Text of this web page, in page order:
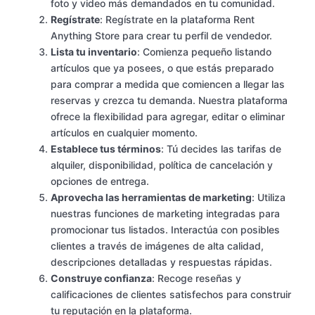
foto y video más demandados en tu comunidad.
Regístrate: Regístrate en la plataforma Rent
Anything Store para crear tu perfil de vendedor.
Lista tu inventario: Comienza pequeño listando
artículos que ya posees, o que estás preparado
para comprar a medida que comiencen a llegar las
reservas y crezca tu demanda. Nuestra plataforma
ofrece la flexibilidad para agregar, editar o eliminar
artículos en cualquier momento.
Establece tus términos: Tú decides las tarifas de
alquiler, disponibilidad, política de cancelación y
opciones de entrega.
Aprovecha las herramientas de marketing: Utiliza
nuestras funciones de marketing integradas para
promocionar tus listados. Interactúa con posibles
clientes a través de imágenes de alta calidad,
descripciones detalladas y respuestas rápidas.
Construye confianza: Recoge reseñas y
calificaciones de clientes satisfechos para construir
tu reputación en la plataforma.